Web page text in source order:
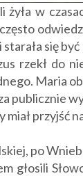
żyła w
się
rzekł do
Maria
publicznie
przyjść
po
głosili